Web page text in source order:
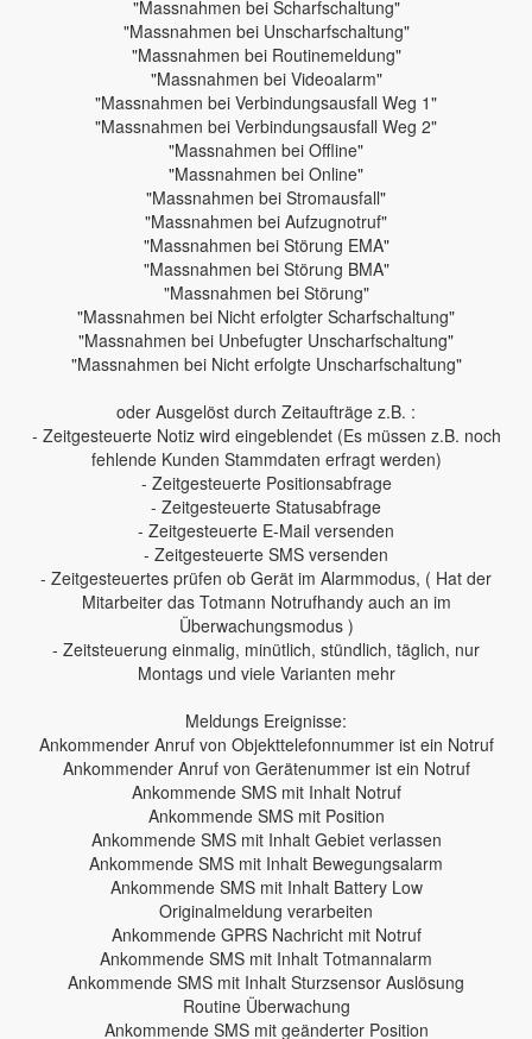
"Massnahmen bei Scharfschaltung"
"Massnahmen bei Unscharfschaltung"
"Massnahmen bei Routinemeldung"
"Massnahmen bei Videoalarm"
"Massnahmen bei Verbindungsausfall Weg 1"
"Massnahmen bei Verbindungsausfall Weg 2"
"Massnahmen bei Offline"
"Massnahmen bei Online"
"Massnahmen bei Stromausfall"
"Massnahmen bei Aufzugnotruf"
"Massnahmen bei Störung EMA"
"Massnahmen bei Störung BMA"
"Massnahmen bei Störung"
"Massnahmen bei Nicht erfolgter Scharfschaltung"
"Massnahmen bei Unbefugter Unscharfschaltung"
"Massnahmen bei Nicht erfolgte Unscharfschaltung"
oder Ausgelöst durch Zeitaufträge z.B. :
- Zeitgesteuerte Notiz wird eingeblendet (Es müssen z.B. noch
fehlende Kunden Stammdaten erfragt werden)
- Zeitgesteuerte Positionsabfrage
- Zeitgesteuerte Statusabfrage
- Zeitgesteuerte E-Mail versenden
- Zeitgesteuerte SMS versenden
- Zeitgesteuertes prüfen ob Gerät im Alarmmodus, ( Hat der
Mitarbeiter das Totmann Notrufhandy auch an im
Überwachungsmodus )
- Zeitsteuerung einmalig, minütlich, stündlich, täglich, nur
Montags und viele Varianten mehr
Meldungs Ereignisse:
Ankommender Anruf von Objekttelefonnummer ist ein Notruf
Ankommender Anruf von Gerätenummer ist ein Notruf
Ankommende SMS mit Inhalt Notruf
Ankommende SMS mit Position
Ankommende SMS mit Inhalt Gebiet verlassen
Ankommende SMS mit Inhalt Bewegungsalarm
Ankommende SMS mit Inhalt Battery Low
Originalmeldung verarbeiten
Ankommende GPRS Nachricht mit Notruf
Ankommende SMS mit Inhalt Totmannalarm
Ankommende SMS mit Inhalt Sturzsensor Auslösung
Routine Überwachung
Ankommende SMS mit geänderter Position